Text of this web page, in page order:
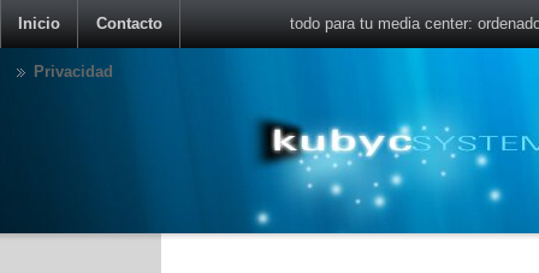
Inicio Contacto todo para tu media center:
Privacidad